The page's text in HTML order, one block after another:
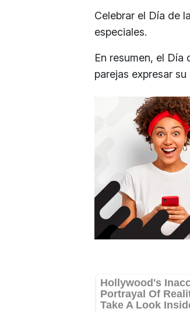
Celebrar el Día de
especiales.
En resumen, el Día
parejas expresar